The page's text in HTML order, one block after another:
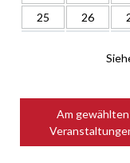
25
26
Am